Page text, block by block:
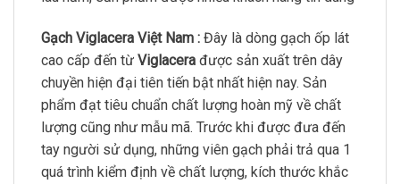
Gạch Viglacera Việt Nam : Đây là dòng gạch ốp lát
cao cấp đến từ Viglacera được sản xuất trên dây
chuyền hiện đại tiên tiến bật nhất hiện nay. Sản
phẩm đạt tiêu chuẩn chất lượng hoàn mỹ về chất
lượng cũng như mẫu mã. Trước khi được đưa đến
tay người sử dụng, những viên gạch phải trả qua 1
quá trình kiểm định về chất lượng, kích thước khắc